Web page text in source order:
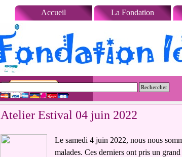
Rechercher
Accueil La Fondation
Atelier Estival 04 juin 2022
Le samedi 4 juin 2022, nous nous
malades. Ces derniers ont pris un